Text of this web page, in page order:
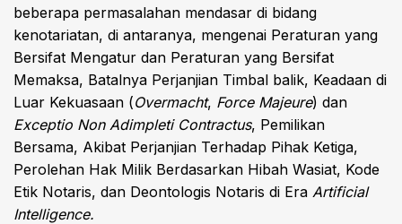
beberapa permasalahan mendasar di bidang
kenotariatan, di antaranya, mengenai Peraturan yang
Bersifat Mengatur dan Peraturan yang Bersifat
Memaksa, Batalnya Perjanjian Timbal balik, Keadaan di
Luar Kekuasaan (Overmacht, Force Majeure) dan
Exceptio Non Adimpleti Contractus, Pemilikan
Bersama, Akibat Perjanjian Terhadap Pihak Ketiga,
Perolehan Hak Milik Berdasarkan Hibah Wasiat, Kode
Etik Notaris, dan Deontologis Notaris di Era Artificial
Intelligence.